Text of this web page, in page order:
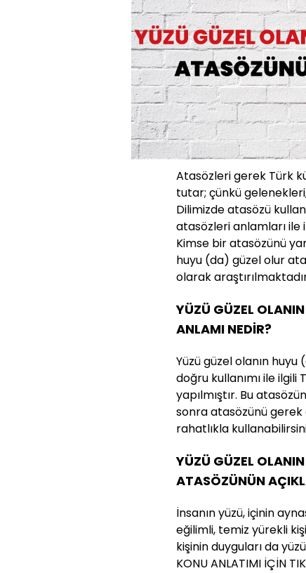
Atasözleri gerek Türk
tutar; çünkü
Dilimizde atasözü
atasözleri anlamları ile
Kimse bir atasözünü
huyu (da) güzel olur
olarak
YÜZÜ GÜZEL
ANLAMI NEDİR?
Yüzü güzel olanın
doğru kullanımı ile
yapılmıştır. Bu
sonra atasözünü
rahatlıkla
YÜZÜ GÜZEL
ATASÖZÜNÜN
İnsanın yüzü, içinin
eğilimli, temiz yürekli
kişinin duyguları da
KONU ANLATIMI İÇİN